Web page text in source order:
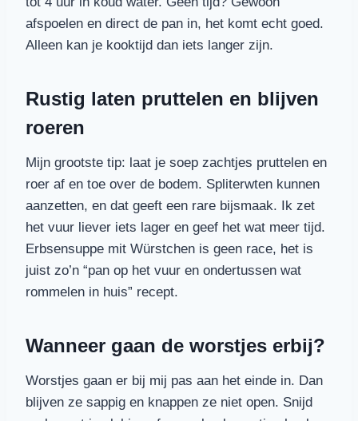
afspoelen en direct de pan in, het komt echt goed.
Alleen kan je kooktijd dan iets langer zijn.
Rustig laten pruttelen en blijven
roeren
Mijn grootste tip: laat je soep zachtjes pruttelen en
roer af en toe over de bodem. Spliterwten kunnen
aanzetten, en dat geeft een rare bijsmaak. Ik zet
het vuur liever iets lager en geef het wat meer tijd.
Erbsensuppe mit Würstchen is geen race, het is
juist zo’n “pan op het vuur en ondertussen wat
rommelen in huis” recept.
Wanneer gaan de worstjes erbij?
Worstjes gaan er bij mij pas aan het einde in. Dan
blijven ze sappig en knappen ze niet open. Snijd